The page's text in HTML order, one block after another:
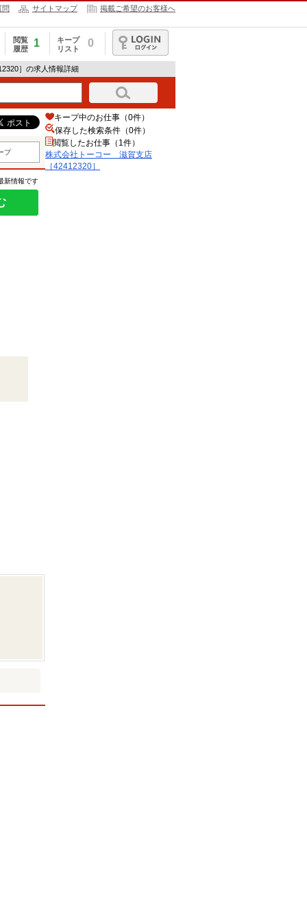
問 サイトマップ 掲載ご希望のお客様へ
閲覧
履歴
1
キープ
リスト
0
ログイン
］の求人情報詳細
プ
新情報です
キープ中のお仕事（0件）
保存した検索条件（0件）
閲覧したお仕事（1件）
株式会社トーコー 滋賀支店
［42412320］